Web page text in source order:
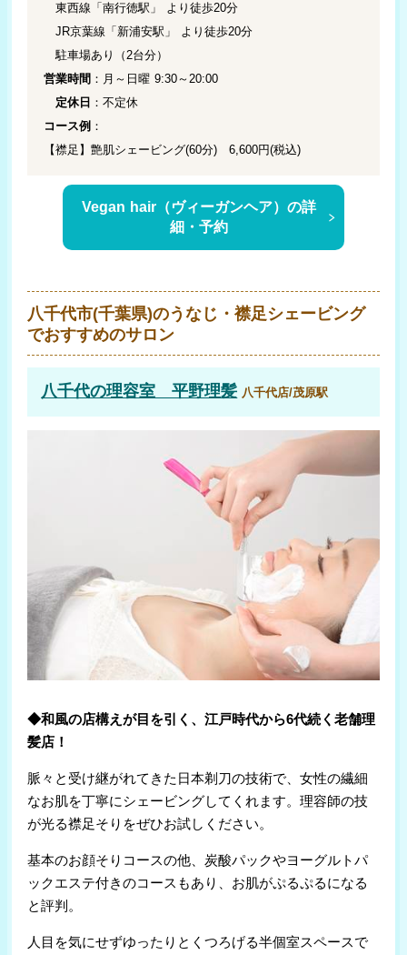
東西線「南行徳駅」 より徒歩20分
JR京葉線「新浦安駅」 より徒歩20分
駐車場あり（2台分）
営業時間 ：月～日曜 9:30～20:00
定休日 ：不定休
コース例 ：
【襟足】艶肌シェービング(60分) 6,600円(税込)
Vegan hair（ヴィーガンヘア）の詳
細・予約
八千代市(千葉県)のうなじ・襟足シェービング
でおすすめのサロン
八千代の理容室 平野理髪 八千代店/茂原駅
◆和風の店構えが目を引く、江戸時代から6代続く老舗理
髪店！
脈々と受け継がれてきた日本剃刀の技術で、女性の繊細
なお肌を丁寧にシェービングしてくれます。理容師の技
が光る襟足そりをぜひお試しください。
基本のお顔そりコースの他、炭酸パックやヨーグルトパ
ックエステ付きのコースもあり、お肌がぷるぷるになる
と評判。
人目を気にせずゆったりとくつろげる半個室スペースで